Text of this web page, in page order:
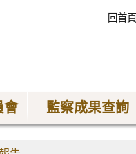
回首頁
會 監察成果查詢